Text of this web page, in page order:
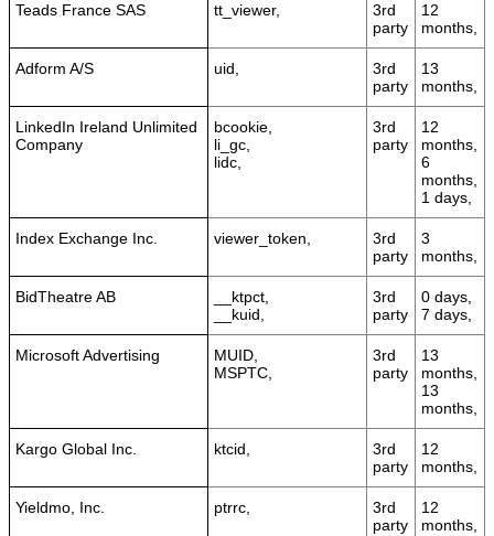
Teads France SAS tt_viewer,
3rd
party
12
months,
Adform A/S uid,
3rd
party
13
months,
LinkedIn Ireland Unlimited
Company
bcookie,
li_gc,
lidc,
3rd
party
12
months,
6
months,
1 days,
Index Exchange Inc. viewer_token,
3rd
party
3
months,
BidTheatre AB
__ktpct,
__kuid,
3rd
party
0 days,
7 days,
Microsoft Advertising
MUID,
MSPTC,
3rd
party
13
months,
13
months,
Kargo Global Inc. ktcid,
3rd
party
12
months,
Yieldmo, Inc. ptrrc,
3rd
party
12
months,